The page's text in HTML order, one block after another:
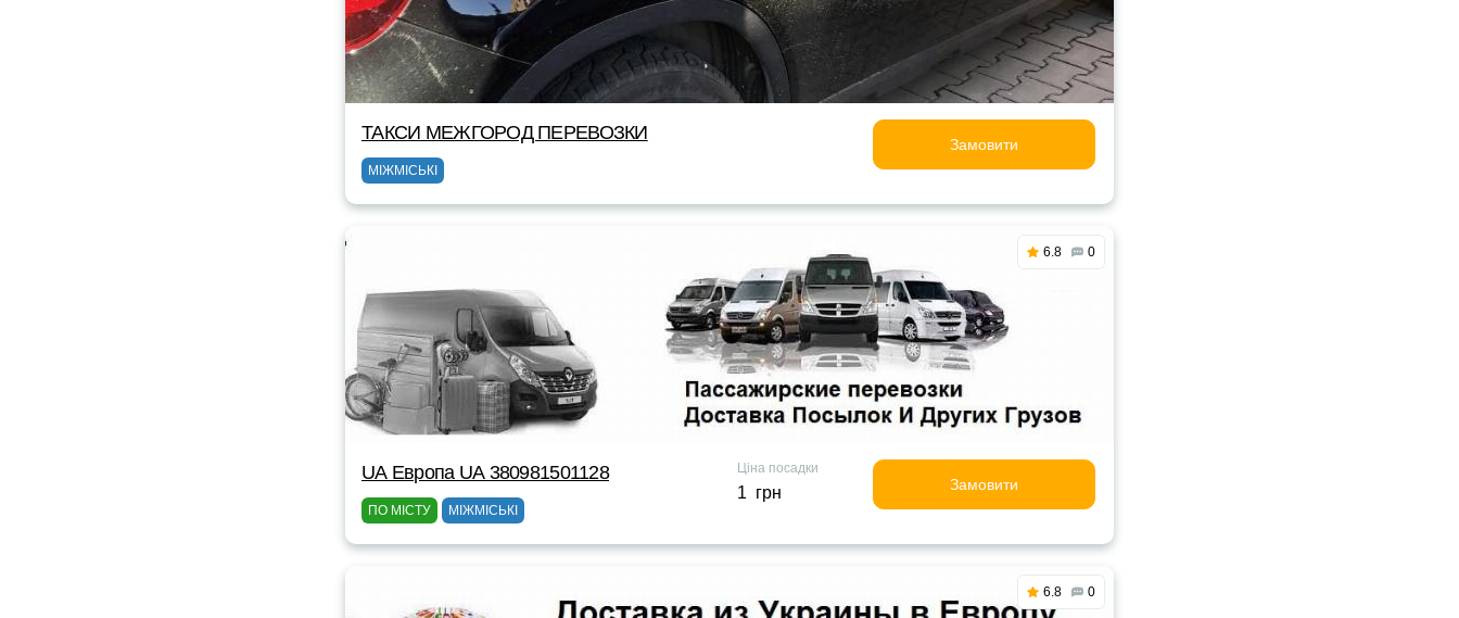
ТАКСИ МЕЖГОРОД ПЕРЕВОЗКИ
МІЖМІСЬКІ
Замовити
6.8 0
UА Европа UА 380981501128
ПО МІСТУ МІЖМІСЬКІ
Ціна посадки
1 грн Замовити
6.8 0